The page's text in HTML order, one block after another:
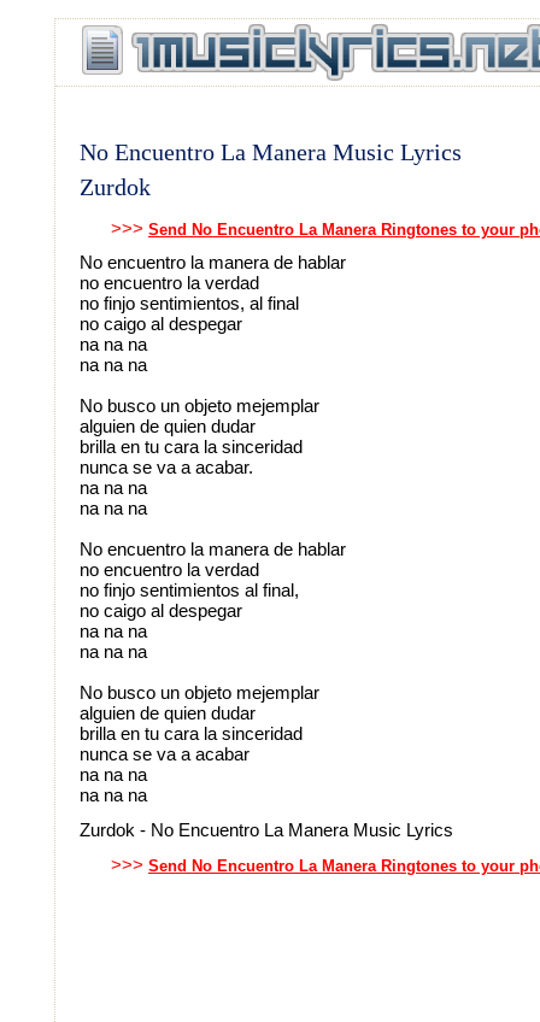
No Encuentro La Manera Music Lyrics
Zurdok
>>> Send No Encuentro La Manera Ringtones to your
No encuentro la manera de hablar
no encuentro la verdad
no finjo sentimientos, al final
no caigo al despegar
na na na
na na na
No busco un objeto mejemplar
alguien de quien dudar
brilla en tu cara la sinceridad
nunca se va a acabar.
na na na
na na na
No encuentro la manera de hablar
no encuentro la verdad
no finjo sentimientos al final,
no caigo al despegar
na na na
na na na
No busco un objeto mejemplar
alguien de quien dudar
brilla en tu cara la sinceridad
nunca se va a acabar
na na na
na na na
Zurdok - No Encuentro La Manera Music Lyrics
>>> Send No Encuentro La Manera Ringtones to your